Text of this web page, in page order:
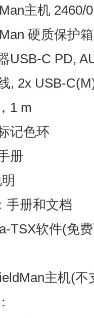
主机 2460/
硬质保护
USB-C PD,
, 2x USB-
1 m
记色环
册
手册和文档
TSX软件(免
主机(